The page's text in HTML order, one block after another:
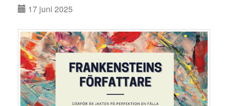
17 juni 2025